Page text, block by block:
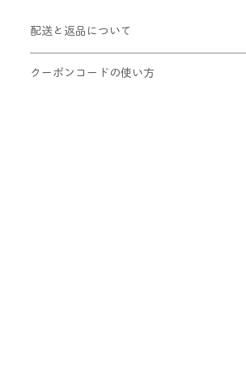
配送と返品について
10,000円以上お買い上げの方は無料です。
クーポンコードの使い方